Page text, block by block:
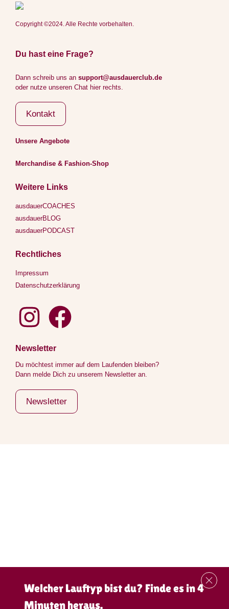
Copyright ©2024. Alle Rechte vorbehalten.
Du hast eine Frage?
Dann schreib uns an support@ausdauerclub.de
oder nutze unseren Chat hier rechts.
Kontakt
Unsere Angebote
Merchandise & Fashion-Shop
Weitere Links
ausdauerCOACHES
ausdauerBLOG
ausdauerPODCAST
Rechtliches
Impressum
Datenschutzerklärung
Newsletter
Du möchtest immer auf dem Laufenden bleiben?
Dann melde Dich zu unserem Newsletter an.
Newsletter
Welcher Lauftyp bist du? Finde es in 4
Minuten heraus.